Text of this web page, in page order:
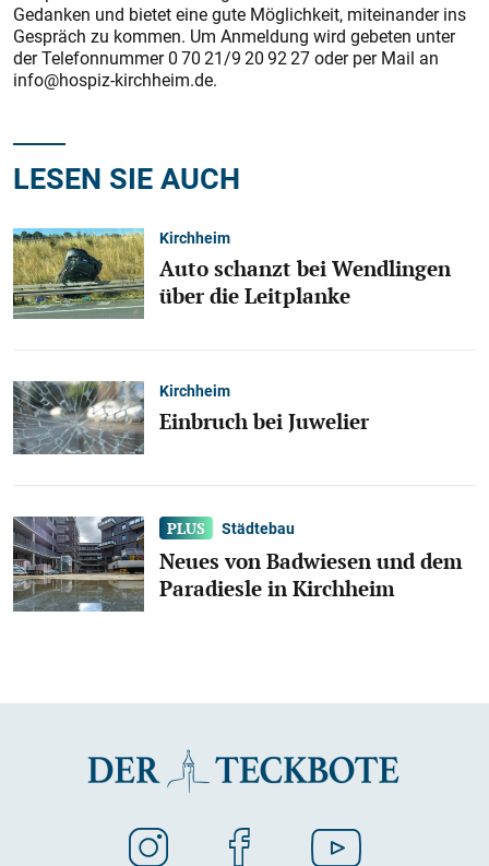
Gedanken und bietet eine gute Möglichkeit, miteinander ins
Gespräch zu kommen. Um Anmeldung wird gebeten unter
der Telefonnummer 0 70 21/9 20 92 27 oder per Mail an
info@hospiz-kirchheim.de.
LESEN SIE AUCH
Kirchheim
Auto schanzt bei Wendlingen
über die Leitplanke
Kirchheim
Einbruch bei Juwelier
Städtebau
Neues von Badwiesen und dem
Paradiesle in Kirchheim